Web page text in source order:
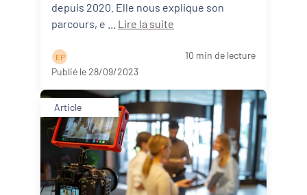
depuis 2020. Elle nous explique son
Lire la suite
E P
10 min de lecture
Publié le 28/09/2023
Article